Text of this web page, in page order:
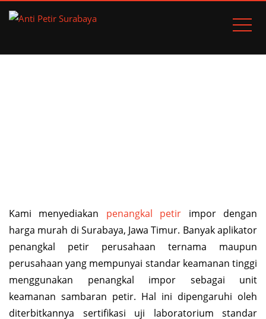
Kami menyediakan penangkal petir impor dengan
harga murah di Surabaya, Jawa Timur. Banyak aplikator
penangkal petir perusahaan ternama maupun
perusahaan yang mempunyai standar keamanan tinggi
menggunakan penangkal impor sebagai unit
keamanan sambaran petir. Hal ini dipengaruhi oleh
diterbitkannya sertifikasi uji laboratorium standar